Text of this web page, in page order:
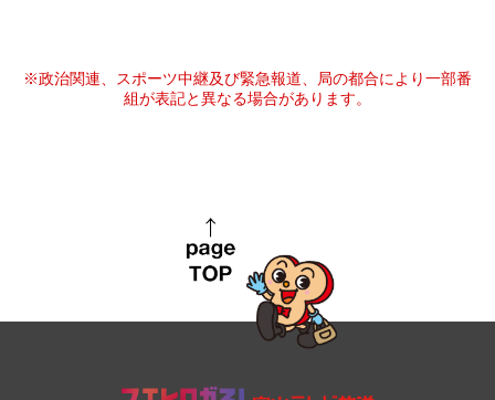
※政治関連、スポーツ中継及び緊急報道、局の都合により一部番
組が表記と異なる場合があります。